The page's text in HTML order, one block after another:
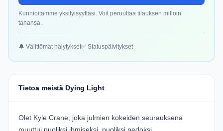
Kunnioitamme yksityisyyttäsi. Voit peruuttaa tilauksen milloin
tahansa.
🔔 Välittömät hälytykset✅ Statuspäivitykset
Tietoa meistä Dying Light
Olet Kyle Crane, joka julmien kokeiden seurauksena